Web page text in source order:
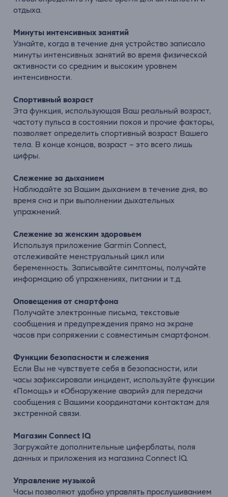
отдыха.
Минуты интенсивных занятий
Узнайте, когда в течение дня устройство записало
минуты интенсивных занятий во время физической
активности со средним и высоким уровнем
интенсивности.
Спортивный возраст
Эта функция, использующая Ваш реальный возраст,
частоту пульса в состоянии покоя и прочие факторы,
позволяет определить спортивный возраст Вашего
тела. В конце концов, возраст – это всего лишь
цифры.
Слежение за дыханием
Наблюдайте за Вашим дыханием в течение дня, во
время сна и при выполнении дыхательных
упражнений.
Слежение за женским здоровьем
Используя приложение Garmin Connect,
отслеживайте менструальный цикл или
беременность. Записывайте симптомы, получайте
информацию об упражнениях, питании и т.д.
Оповещения от смартфона
Получайте электронные письма, текстовые
сообщения и предупреждения прямо на экране
часов при сопряжении с совместимым смартфоном.
Функции безопасности и слежения
Если Вы не чувствуете себя в безопасности, или
часы зафиксировали инцидент, используйте функции
«Помощь» и «Обнаружение аварий» для передачи
сообщения с Вашими координатами контактам для
экстренной связи.
Магазин Connect IQ
Загружайте дополнительные циферблаты, поля
данных и приложения из магазина Connect IQ.
Управление музыкой
Часы позволяют удобно управлять прослушиванием